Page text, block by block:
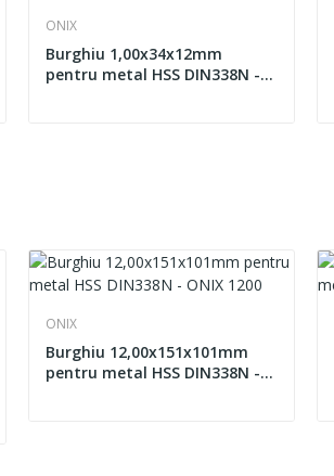
ONIX
Burghiu 1,00x34x12mm
pentru metal HSS DIN338N -
ONIX
Burghiu 12,00x151x101mm
pentru metal HSS DIN338N -